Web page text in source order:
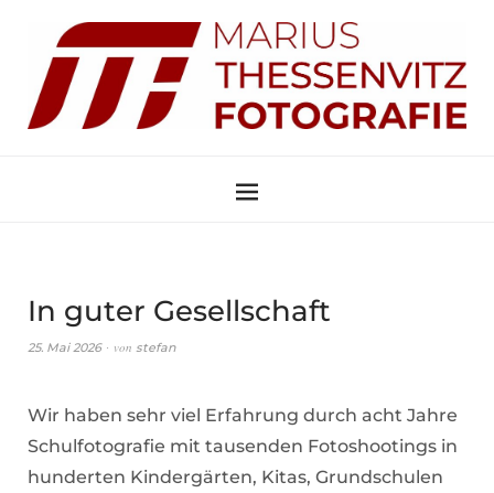
In guter Gesellschaft
25. Mai 2026 von stefan
Wir haben sehr viel Erfahrung durch acht Jahre
Schulfotografie mit tausenden Fotoshootings in
hunderten Kindergärten, Kitas, Grundschulen